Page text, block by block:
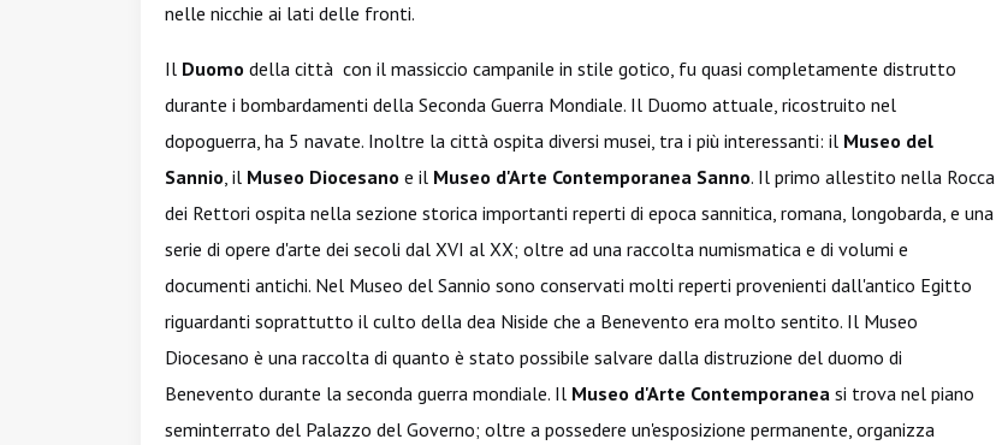
nelle nicchie ai lati delle fronti.
Il Duomo della città con il massiccio campanile in stile gotico, fu quasi completamente distrutto
durante i bombardamenti della Seconda Guerra Mondiale. Il Duomo attuale, ricostruito nel
dopoguerra, ha 5 navate. Inoltre la città ospita diversi musei, tra i più interessanti: il Museo del
Sannio, il Museo Diocesano e il Museo d'Arte Contemporanea Sanno. Il primo allestito nella Rocca
dei Rettori ospita nella sezione storica importanti reperti di epoca sannitica, romana, longobarda, e una
serie di opere d'arte dei secoli dal XVI al XX; oltre ad una raccolta numismatica e di volumi e
documenti antichi. Nel Museo del Sannio sono conservati molti reperti provenienti dall'antico Egitto
riguardanti soprattutto il culto della dea Niside che a Benevento era molto sentito. Il Museo
Diocesano è una raccolta di quanto è stato possibile salvare dalla distruzione del duomo di
Benevento durante la seconda guerra mondiale. Il Museo d'Arte Contemporanea si trova nel piano
seminterrato del Palazzo del Governo; oltre a possedere un'esposizione permanente, organizza